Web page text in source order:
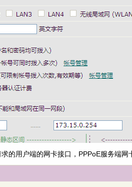
的用户端的网卡接口，PPPoE服务端